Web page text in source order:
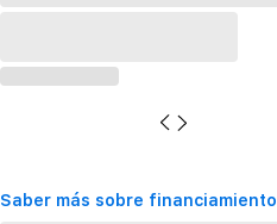
Saber más sobre financiamiento